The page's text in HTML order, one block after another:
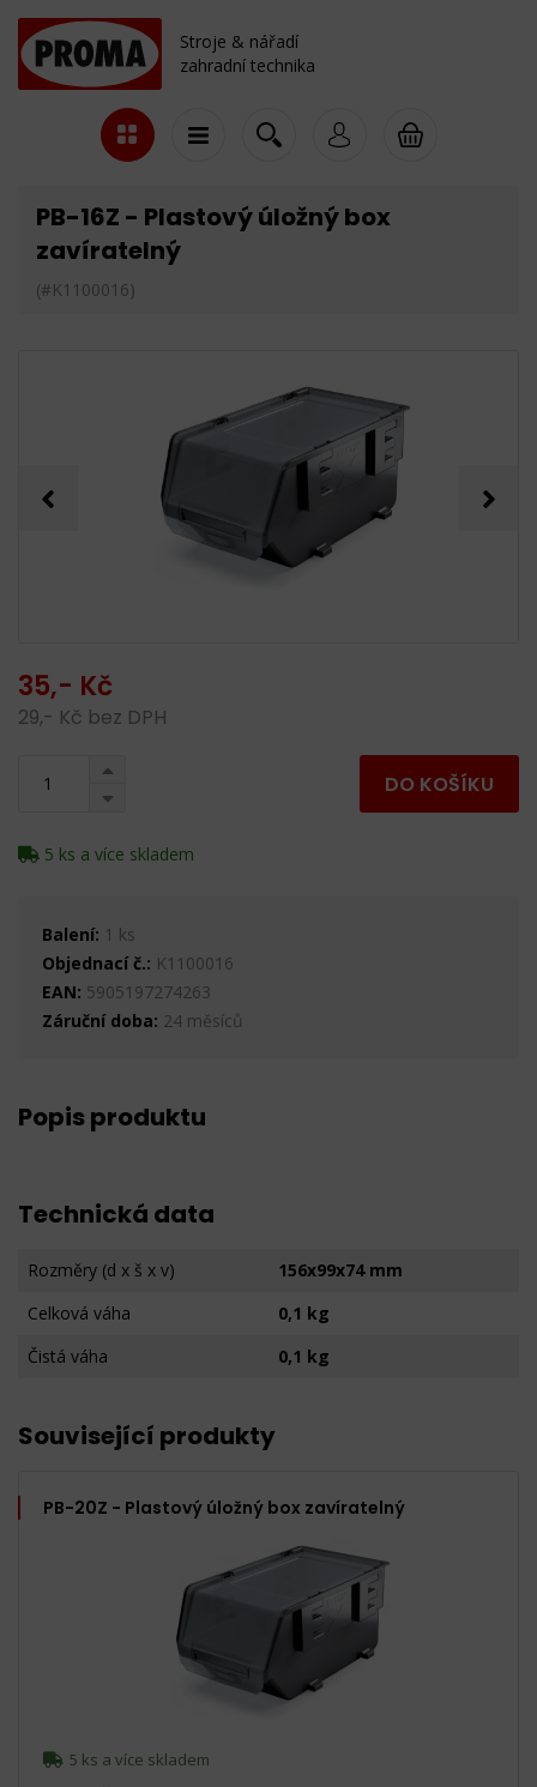
Stroje & nářadí
zahradní technika
PB-16Z - Plastový úložný box
zavíratelný
(#K1100016)
35,- Kč
29,- Kč bez DPH
DO KOŠÍKU
5 ks a více skladem
Balení: 1 ks
Objednací č.: K1100016
EAN: 5905197274263
Záruční doba: 24 měsíců
Popis produktu
Technická data
Rozměry (d x š x v)
156x99x74 mm
Celková váha
0,1 kg
Čistá váha
0,1 kg
Související produkty
PB-20Z - Plastový úložný box zavíratelný
5 ks a více skladem